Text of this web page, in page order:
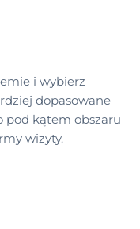
i wybierz
dopasowane
pod kątem obszaru
wizyty.